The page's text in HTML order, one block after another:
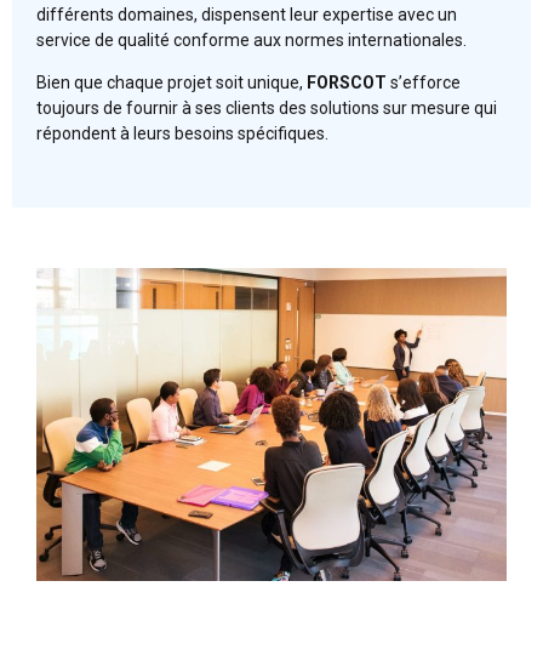
différents domaines, dispensent leur expertise avec un
service de qualité conforme aux normes internationales.
Bien que chaque projet soit unique, FORSCOT s’efforce
toujours de fournir à ses clients des solutions sur mesure qui
répondent à leurs besoins spécifiques.